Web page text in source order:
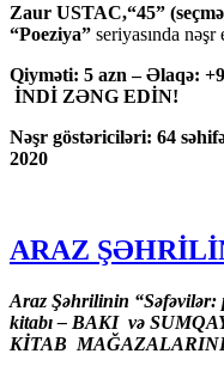
Zaur USTAC,“45”
“Poeziya” seriyasında
Qiyməti: 5 azn – Əlaqə:
İNDİ ZƏNG EDİN!
Nəşr göstəriciləri: 64
2020
ARAZ
Araz Şəhrilinin
kitabı – BAKI və
KİTAB